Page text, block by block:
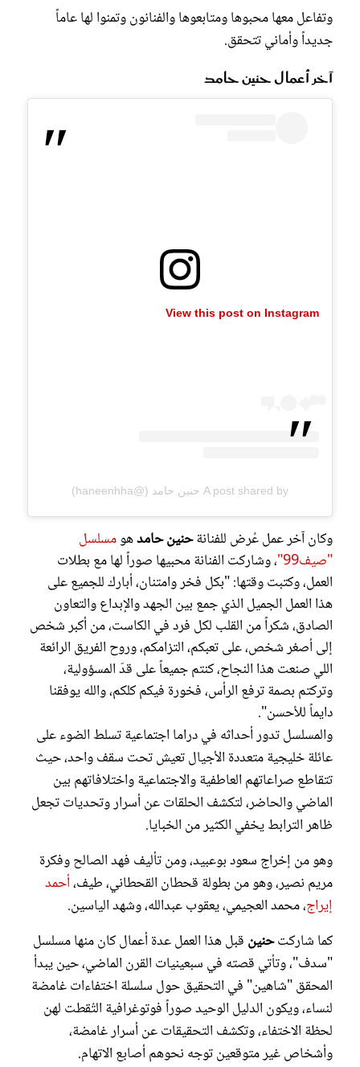
وتفاعل معها محبوها ومتابعوها والفنانون وتمنوا لها عاماً
جديداً وأماني تتحقق.
آخر أعمال حنين حامد
View this post on Instagram
A post shared by حنين حامد (@haneenhha)
وكان آخر عمل عُرض للفنانةحنين حامدهومسلسل
"صيف99"
، وشاركت الفنانة محبيها صوراً لها مع بطلات
العمل، وكتبت وقتها: "بكل فخر وامتنان، أبارك للجميع على
هذا العمل الجميل الذي جمع بين الجهد والإبداع والتعاون
الصادق، شكراً من القلب لكل فرد في الكاست، من أكبر شخص
إلى أصغر شخص، على تعبكم، التزامكم، وروح الفريق الرائعة
اللي صنعت هذا النجاح، كنتم جميعاً على قدّ المسؤولية،
وتركتم بصمة ترفع الرأس، فخورة فيكم كلكم، والله يوفقنا
دايماً للأحسن".
والمسلسل تدور أحداثه في دراما اجتماعية تسلط الضوء على
عائلة خليجية متعددة الأجيال تعيش تحت سقف واحد، حيث
تتقاطع صراعاتهم العاطفية والاجتماعية واختلافاتهم بين
الماضي والحاضر، لتكشف الحلقات عن أسرار وتحديات تجعل
ظاهر الترابط يخفي الكثير من الخبايا.
وهو من ﺇﺧﺮاﺝ سعود بوعبيد، ومن ﺗﺄﻟﻴﻒ فهد الصالح وفكرة
مريم نصير، وهو من بطولة قحطان القحطاني، طيف،أحمد
إيراج، محمد العجيمي، يعقوب عبدالله، وشهد الياسين.
كما شاركتحنين قبل هذا العمل عدة أعمال كان منها مسلسل
"سدف"، وتأتي قصته في سبعينيات القرن الماضي، حين يبدأ
المحقق "شاهين" في التحقيق حول سلسلة اختفاءات غامضة
لنساء، ويكون الدليل الوحيد صوراً فوتوغرافية التُقطت لهن
لحظة الاختفاء، وتكشف التحقيقات عن أسرار غامضة،
وأشخاص غير متوقعين توجه نحوهم أصابع الاتهام.